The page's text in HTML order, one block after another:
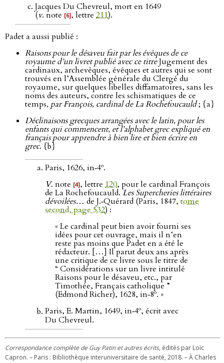
Jacques Du Chevreul, mort en 1649
(v. note [6], lettre 211).
Padet a aussi publié :
Raisons pour le désaveu fait par les évêques de ce
royaume d’un livret publié avec ce titreJugement des
cardinaux, archevêques, évêques et autres qui se sont
trouvés en l’Assemblée générale du Clergé du
royaume, sur quelques libelles diffamatoires, sans les
noms des auteurs, contre les schismatiques de ce
temps, par François, cardinal de La Rochefoucauld; {a}
Déclinaisons grecques arrangées avec le latin, pour les
enfants qui commencent, et l’alphabet grec expliqué en
français pour apprendre à bien lire et bien écrire en
grec. {b}
Paris, 1626, in‑4o.
V. note [4], lettre 120, pour le cardinal François
de La Rochefoucauld.Les Supercheries littéraires
dévoilées… de J.‑Quérard (Paris, 1847, tome
second, page 532) :
« Le cardinal peut bien avoir fourni ses
idées pour cet ouvrage, mais il n’en
reste pas moins que Padet en a été le
rédacteur. […] Il parut deux ans après
une critique de ce livre sous le titre de
“ Considérations sur un livre intitulé
Raisons pour le désaveu, etc., par
Timothée, Français catholique ”
(Edmond Richer), 1628, in‑8o. »
Paris, E. Martin, 1649, in‑4o, écrit avec
Du Chevreul.
Correspondance complète de Guy Patin et autres écrits, édités par Loïc
Capron. – Paris : Bibliothèque interuniversitaire de santé, 2018. – À Charles